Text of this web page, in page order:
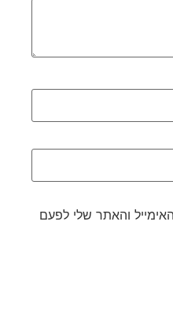
והאתר שלי לפעם